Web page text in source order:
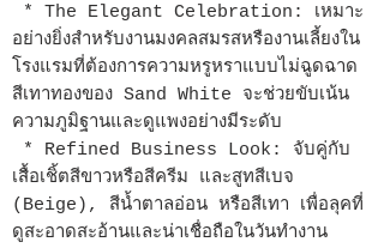
* The Elegant Celebration: เหมาะ
อย่างยิ่งสำหรับงานมงคลสมรสหรืองานเลี้ยงใน
โรงแรมที่ต้องการความหรูหราแบบไม่ฉูดฉาด
สีเทาทองของ Sand White จะช่วยขับเน้น
ความภูมิฐานและดูแพงอย่างมีระดับ
* Refined Business Look: จับคู่กับ
เสื้อเชิ้ตสีขาวหรือสีครีม และสูทสีเบจ
(Beige), สีน้ำตาลอ่อน หรือสีเทา เพื่อลุคที่
ดูสะอาดสะอ้านและน่าเชื่อถือในวันทำงาน